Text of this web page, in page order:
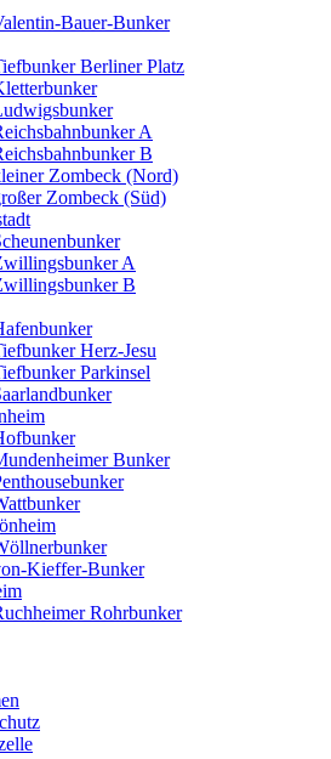
Bauer-Bunker
Berliner Platz
A
B
Zombeck (Nord)
Zombeck (Süd)
A
B
Herz-Jesu
Parkinsel
Bunker
Kieffer-Bunker
Rohrbunker